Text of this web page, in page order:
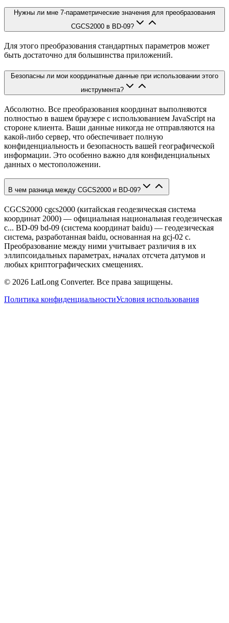
Нужны ли мне 7-параметрические значения для преобразования
CGCS2000 в BD-09?
Для этого преобразования стандартных параметров может
быть достаточно для большинства приложений.
Безопасны ли мои координатные данные при использовании этого
инструмента?
Абсолютно. Все преобразования координат выполняются
полностью в вашем браузере с использованием JavaScript на
стороне клиента. Ваши данные никогда не отправляются на
какой-либо сервер, что обеспечивает полную
конфиденциальность и безопасность вашей географической
информации. Это особенно важно для конфиденциальных
данных о местоположении.
В чем разница между CGCS2000 и BD-09?
CGCS2000 cgcs2000 (китайская геодезическая система
координат 2000) — официальная национальная геодезическая
с... BD-09 bd-09 (система координат baidu) — геодезическая
система, разработанная baidu, основанная на gcj-02 с.
Преобразование между ними учитывает различия в их
эллипсоидальных параметрах, началах отсчета датумов и
любых криптографических смещениях.
© 2026 LatLong Converter. Все права защищены.
Политика конфиденциальностиУсловия использования